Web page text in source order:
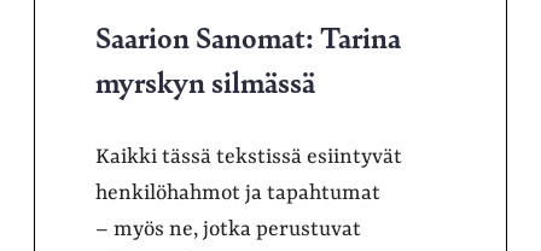
Saarion Sanomat: Tarina
myrskyn silmässä
Kaikki tässä tekstissä esiintyvät
henkilöhahmot ja tapahtumat
– myös ne, jotka perustuvat